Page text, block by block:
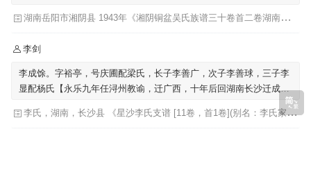
湖南岳阳市湘阴县 1943年《湘阴铜盆吴氏族谱三十卷首二卷湖南省岳阳市湘阴县》发祥堂|吴楚椿（主修）
李剑
李成馀。字裕亭，号庆圃配梁氏，长子李善广，次子李善球，三子李
显配杨氏【永乐九年任浔州教谕，迁广西，十年后回湖南长沙迁成馀
李氏，湖南，长沙县 《星沙李氏支谱 [11卷，首1卷](别名：李氏家乘)》李芳城 ...[等]主修 ; 李沛华 ... [等]纂修